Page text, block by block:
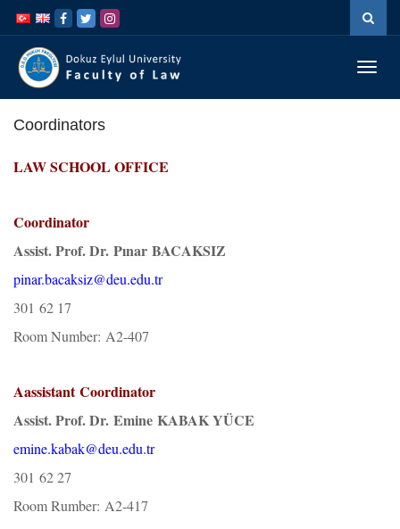
atla
Navigasyona
atla
Coordinators
LAW SCHOOLOFFICE
Coordinator
Assist. Prof. Dr. Pınar BACAKSIZ
pinar.bacaksiz@deu.edu.tr
301 62 17
Room Number: A2-407
Aassistant Coordinator
Assist. Prof. Dr. Emine KABAK YÜCE
emine.kabak@deu.edu.tr
301 62 27
Room Rumber: A2-417